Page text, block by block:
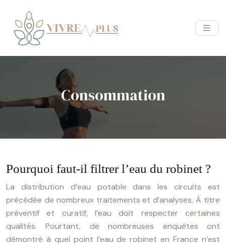
Consommation
Pourquoi faut-il filtrer l’eau du robinet ?
La distribution d’eau potable dans les circuits est
précédée de nombreux traitements et d’analyses. À titre
préventif et curatif, l’eau doit respecter certaines
qualités. Pourtant, de nombreuses enquêtes ont
démontré à quel point l’eau de robinet en France n’est